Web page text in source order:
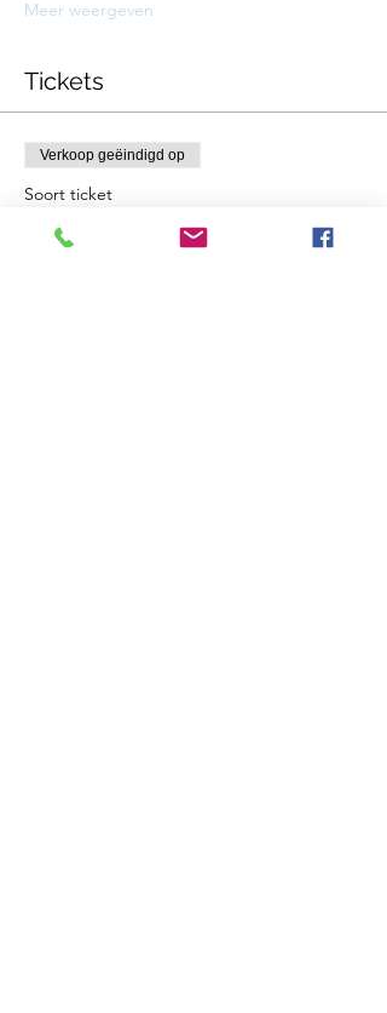
Meer weergeven
Tickets
Verkoop geëindigd op
Soort ticket
workshop natureprint